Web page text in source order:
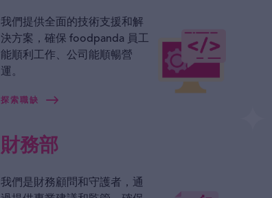
我們提供全面的技術支援和解
決方案，確保 foodpanda 員工
能順利工作、公司能順暢營
運。
探索職缺
財務部
我們是財務顧問和守護者，通